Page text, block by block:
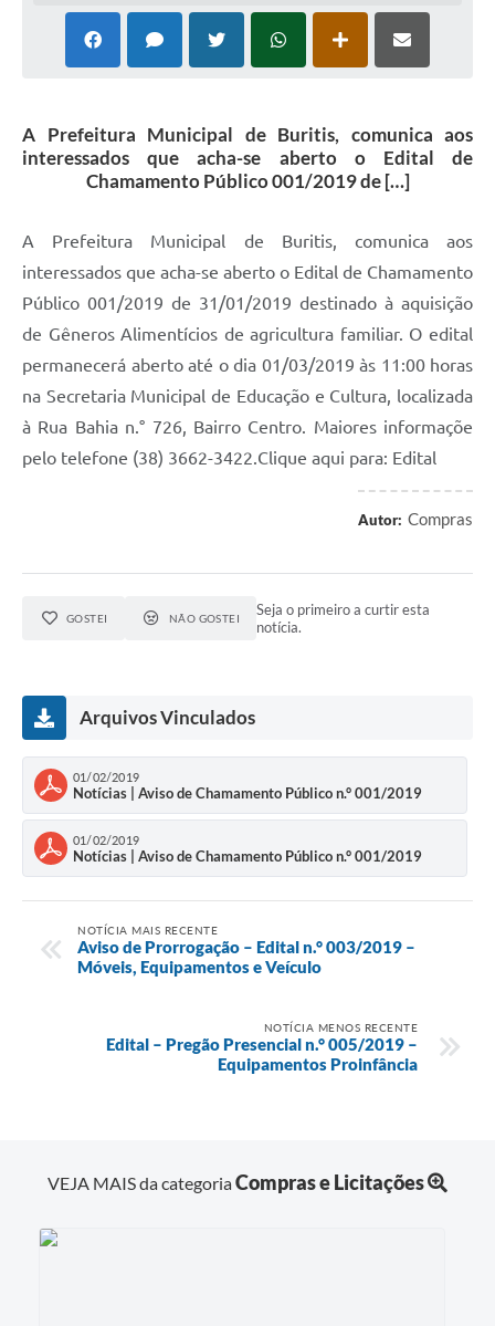
A Prefeitura Municipal de Buritis, comunica aos
interessados que acha-se aberto o Edital de
Chamamento Público 001/2019 de […]
A Prefeitura Municipal de Buritis, comunica aos
interessados que acha-se aberto o Edital de Chamamento
Público 001/2019 de 31/01/2019 destinado à aquisição
de Gêneros Alimentícios de agricultura familiar. O edital
permanecerá aberto até o dia 01/03/2019 às 11:00 horas
na Secretaria Municipal de Educação e Cultura, localizada
à Rua Bahia n.° 726, Bairro Centro. Maiores informaçõe
pelo telefone (38) 3662-3422.Clique aqui para: Edital
Autor: Compras
GOSTEI NÃO GOSTEI
Seja o primeiro a curtir esta
notícia.
Arquivos Vinculados
01/02/2019
Notícias | Aviso de Chamamento Público n.° 001/2019
01/02/2019
Notícias | Aviso de Chamamento Público n.° 001/2019
NOTÍCIA MAIS RECENTE
Aviso de Prorrogação – Edital n.° 003/2019 –
Móveis, Equipamentos e Veículo
NOTÍCIA MENOS RECENTE
Edital – Pregão Presencial n.° 005/2019 –
Equipamentos Proinfância
VEJA MAIS da categoriaCompras e Licitações